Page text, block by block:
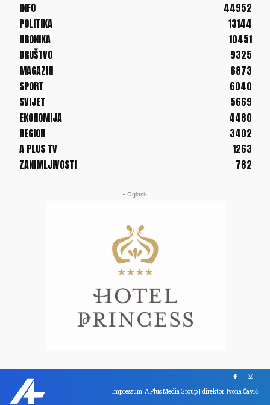
INFO
44952
POLITIKA
13144
HRONIKA
10451
DRUŠTVO
9325
MAGAZIN
6873
SPORT
6040
SVIJET
5669
EKONOMIJA
4480
REGION
3402
A PLUS TV
1263
ZANIMLJIVOSTI
782
- Oglasi-
Impressum: A Plus Media Group | direktor: Ivona Čavić